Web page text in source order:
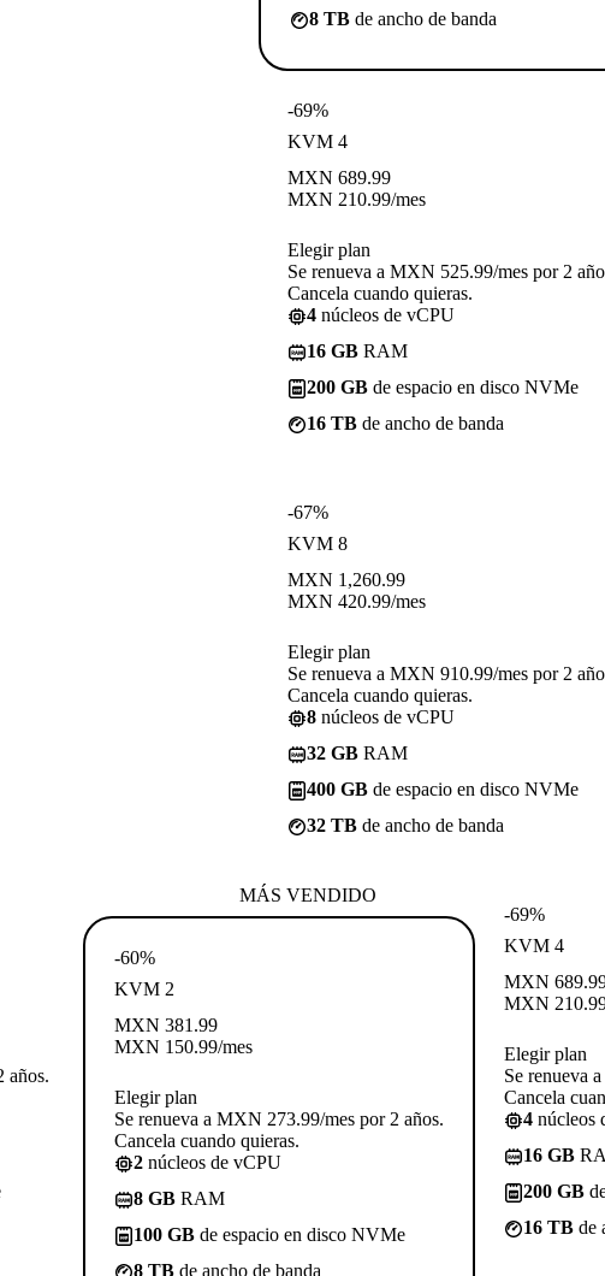
8 TB de ancho de banda
-69%
KVM 4
MXN 689.99
MXN 210.99/mes
Elegir plan
Se renueva a MXN 525.99/mes por 2
Cancela cuando quieras.
4 núcleos de vCPU
16 GB RAM
200 GB de espacio en disco NVMe
16 TB de ancho de banda
-67%
KVM 8
MXN 1,260.99
MXN 420.99/mes
Elegir plan
Se renueva a MXN 910.99/mes por 2
Cancela cuando quieras.
8 núcleos de vCPU
32 GB RAM
400 GB de espacio en disco NVMe
32 TB de ancho de banda
años.
MÁS VENDIDO
-60%
KVM 2
MXN 381.99
MXN 150.99/mes
Elegir plan
Se renueva a MXN 273.99/mes por 2 años.
Cancela cuando quieras.
2 núcleos de vCPU
8 GB RAM
100 GB de espacio en disco NVMe
8 TB de ancho de banda
-69%
KVM 4
MXN
MXN
Elegir plan
Se renueva
Cancela
4 núcleos
16 GB
200 GB
16 TB de